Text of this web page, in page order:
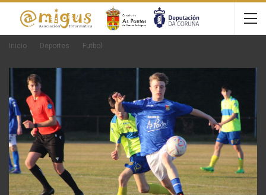
Inicio Deportes Futbol